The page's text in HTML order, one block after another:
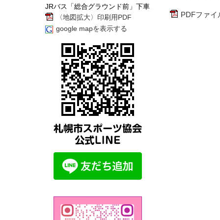
JRバス「総合グラウンド前」下車
〈地図拡大〉印刷用PDF
google mapを表示する
PDFファイ